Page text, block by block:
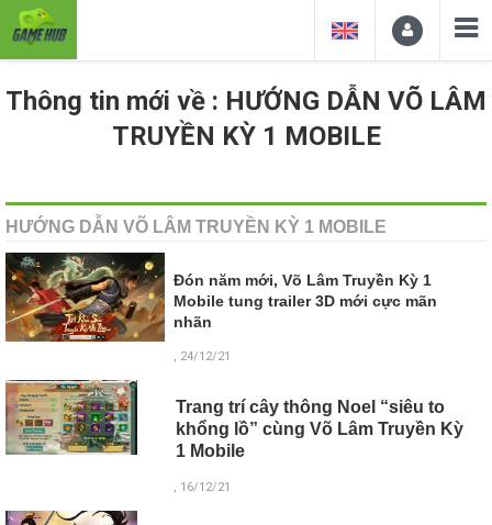
Thông tin mới về : HƯỚNG DẪN VÕ LÂM
TRUYỀN KỲ 1 MOBILE
HƯỚNG DẪN VÕ LÂM TRUYỀN KỲ 1 MOBILE
Đón năm mới, Võ Lâm Truyền Kỳ 1
Mobile tung trailer 3D mới cực mãn
nhãn
, 24/12/21
Trang trí cây thông Noel “siêu to
khổng lồ” cùng Võ Lâm Truyền Kỳ
1 Mobile
, 16/12/21